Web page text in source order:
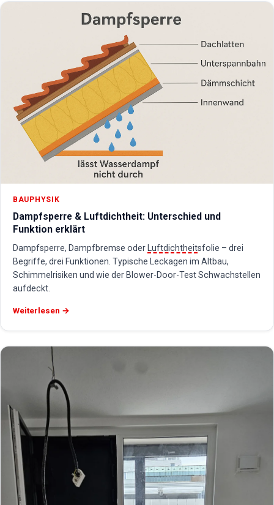
BAUPHYSIK
Dampfsperre & Luftdichtheit: Unterschied und
Funktion erklärt
Dampfsperre, Dampfbremse oder Luftdichtheitsfolie – drei
Begriffe, drei Funktionen. Typische Leckagen im Altbau,
Schimmelrisiken und wie der Blower-Door-Test Schwachstellen
aufdeckt.
Weiterlesen →